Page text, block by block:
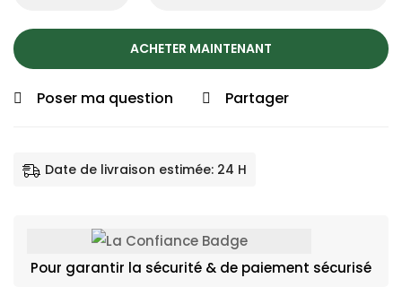
ACHETER MAINTENANT
Poser ma question Partager
Date de livraison estimée: 24 H
Pour garantir la sécurité & de paiement sécurisé